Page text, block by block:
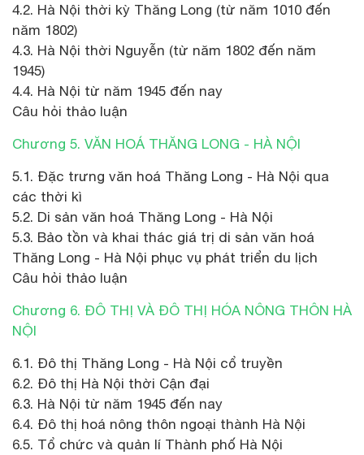
4.2. Hà Nội thời kỳ Thăng Long (từ năm 1010 đến
năm 1802)
4.3. Hà Nội thời Nguyễn (từ năm 1802 đến năm
1945)
4.4. Hà Nội từ năm 1945 đến nay
Câu hỏi thảo luận
Chương 5. VĂN HOÁ THĂNG LONG - HÀ NỘI
5.1. Đặc trưng văn hoá Thăng Long - Hà Nội qua
các thời kì
5.2. Di sản văn hoá Thăng Long - Hà Nội
5.3. Bảo tồn và khai thác giá trị di sản văn hoá
Thăng Long - Hà Nội phục vụ phát triển du lịch
Câu hỏi thảo luận
Chương 6. ĐÔ THỊ VÀ ĐÔ THỊ HÓA NÔNG THÔN HÀ
NỘI
6.1. Đô thị Thăng Long - Hà Nội cổ truyền
6.2. Đô thị Hà Nội thời Cận đại
6.3. Hà Nội từ năm 1945 đến nay
6.4. Đô thị hoá nông thôn ngoại thành Hà Nội
6.5. Tổ chức và quản lí Thành phố Hà Nội